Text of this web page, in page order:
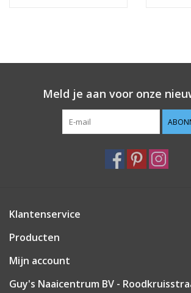
Meld je aan voor onze
Klantenservice
Producten
Mijn account
Guy's Naaicentrum BV -